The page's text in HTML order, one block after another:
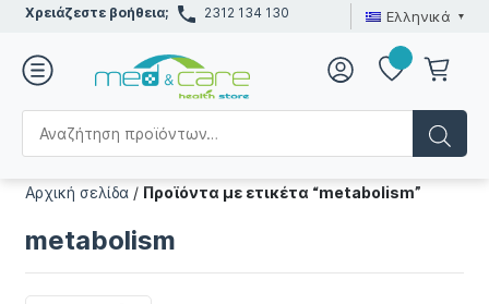
Χρειάζεστε βοήθεια; 2312 134 130 Ελληνικά
Αρχική σελίδα / Προϊόντα με ετικέτα “metabolism”
metabolism